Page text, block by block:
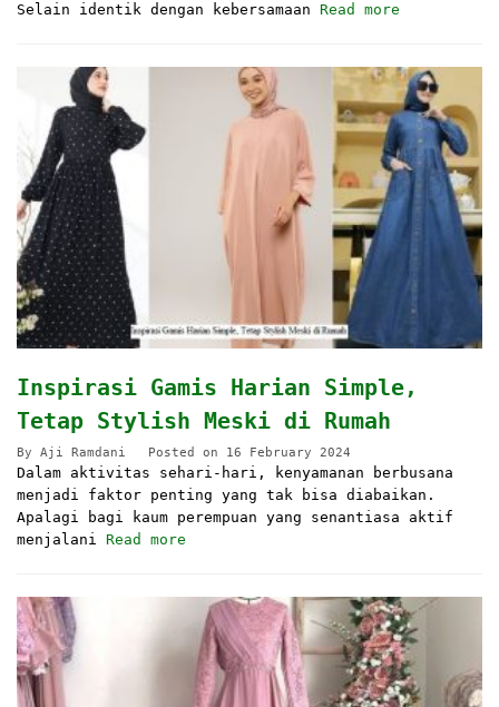
Selain identik dengan kebersamaan Read more
Inspirasi Gamis Harian Simple,
Tetap Stylish Meski di Rumah
By Aji Ramdani Posted on 16 February 2024
Dalam aktivitas sehari-hari, kenyamanan berbusana
menjadi faktor penting yang tak bisa diabaikan.
Apalagi bagi kaum perempuan yang senantiasa aktif
menjalani Read more